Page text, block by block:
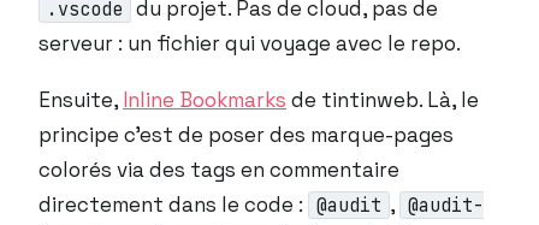
.vscode
du projet. Pas de cloud, pas de
serveur : un fichier qui voyage avec le repo.
Ensuite, Inline Bookmarks de tintinweb. Là, le
principe c’est de poser des marque-pages
colorés via des tags en commentaire
directement dans le code :
@audit , @audit-